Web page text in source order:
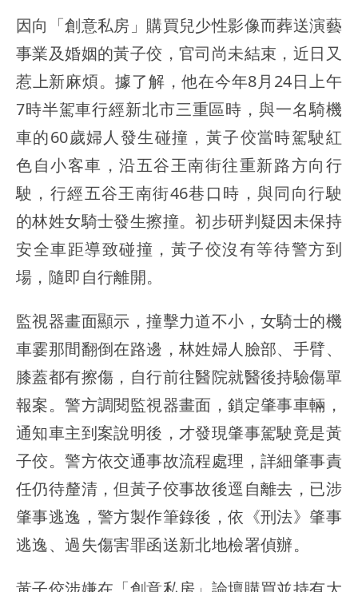
因向「創意私房」購買兒少性影像而葬送演藝
事業及婚姻的黃子佼，官司尚未結束，近日又
惹上新麻煩。據了解，他在今年8月24日上午
7時半駕車行經新北市三重區時，與一名騎機
車的60歲婦人發生碰撞，黃子佼當時駕駛紅
色自小客車，沿五谷王南街往重新路方向行
駛，行經五谷王南街46巷口時，與同向行駛
的林姓女騎士發生擦撞。初步研判疑因未保持
安全車距導致碰撞，黃子佼沒有等待警方到
場，隨即自行離開。
監視器畫面顯示，撞擊力道不小，女騎士的機
車霎那間翻倒在路邊，林姓婦人臉部、手臂、
膝蓋都有擦傷，自行前往醫院就醫後持驗傷單
報案。警方調閱監視器畫面，鎖定肇事車輛，
通知車主到案說明後，才發現肇事駕駛竟是黃
子佼。警方依交通事故流程處理，詳細肇事責
任仍待釐清，但黃子佼事故後逕自離去，已涉
肇事逃逸，警方製作筆錄後，依《刑法》肇事
逃逸、過失傷害罪函送新北地檢署偵辦。